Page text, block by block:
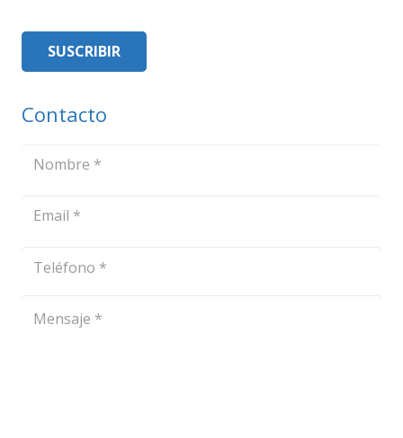
correo
electrónico
SUSCRIBIR
Contacto